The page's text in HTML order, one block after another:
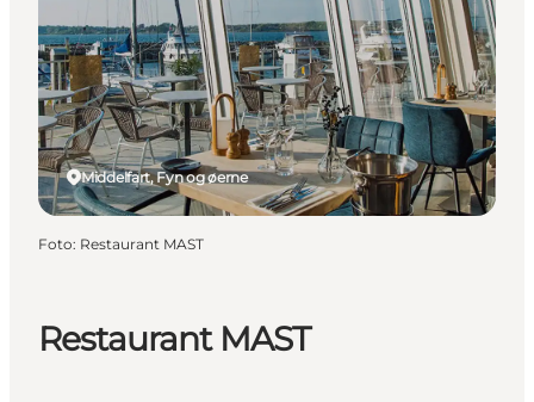
Oplevelser
Overnatning
Planlæg ferien
Restaurant MAST
Middelfart, Fyn og øerne
Foto: Restaurant MAST